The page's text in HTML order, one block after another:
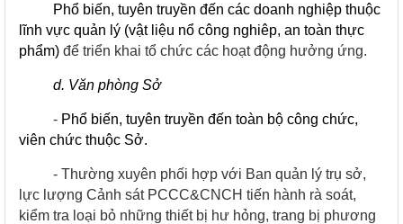
Phổ biến, tuyên truyền đến các doanh nghiệp thuộc
lĩnh vực quản lý (vật liệu nổ công nghiêp, an toàn thực
phẩm) để triển khai tổ chức các hoạt động hưởng ứng.
d. Văn phòng Sở
- Phổ biến, tuyên truyền đến toàn bộ công chức,
viên chức thuộc Sở.
- Thường xuyên phối hợp với Ban quản lý trụ sở,
lực lượng Cảnh sát PCCC&CNCH tiến hành rà soát,
kiểm tra loại bỏ những thiết bị hư hỏng, trang bị phương